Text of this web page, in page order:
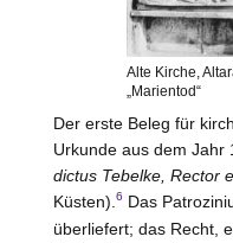
Alte Kirche,
„Marientod“
Der erste Beleg für
Urkunde aus dem Jahr
dictus Tebelke, Rector
Küsten). 6 Das
überliefert; das Recht,